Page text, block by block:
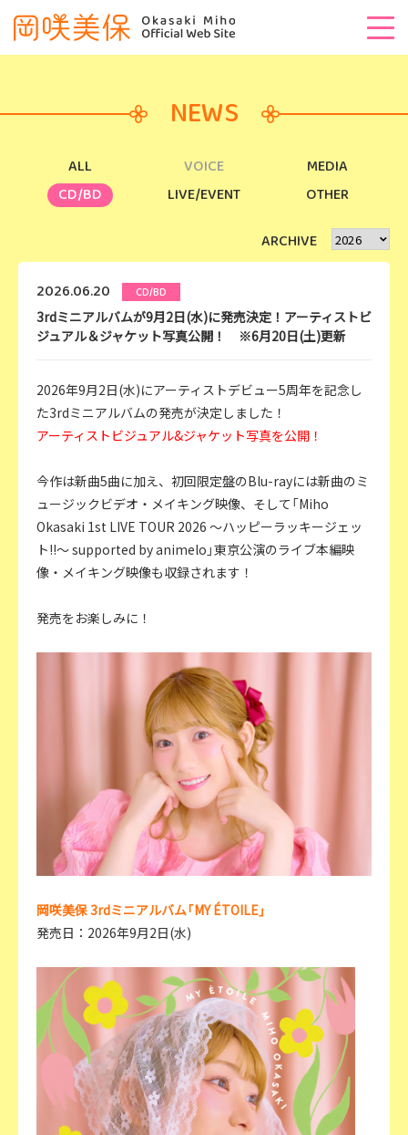
NEWS
ALL VOICE
MEDIA
CD/BD
LIVE/EVENT OTHER
ARCHIVE
2026.06.20 CD/BD
3rdミニアルバムが9月2日(水)に発売決定！アーティストビ
ジュアル＆ジャケット写真公開！ ※6月20日(土)更新
2026年9月2日(水)にアーティストデビュー5周年を記念し
た3rdミニアルバムの発売が決定しました！
アーティストビジュアル&ジャケット写真を公開！
今作は新曲5曲に加え、初回限定盤のBlu-rayには新曲のミ
ュージックビデオ・メイキング映像、そして「Miho
Okasaki 1st LIVE TOUR 2026 ～ハッピーラッキージェッ
ト!!～ supported by animelo」東京公演のライブ本編映
像・メイキング映像も収録されます！
発売をお楽しみに！
岡咲美保 3rdミニアルバム「MY ÉTOILE」
発売日：2026年9月2日(水)